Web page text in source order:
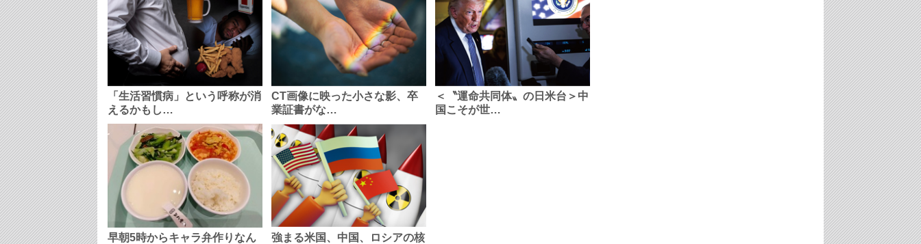
「生活習慣病」という呼称が消
えるかもし…
CT画像に映った小さな影、卒
業証書がな…
＜〝運命共同体〟の日米台＞中
国こそが世…
早朝5時からキャラ弁作りなん
強まる米国、中国、ロシアの核